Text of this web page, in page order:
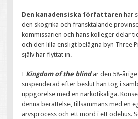
Den kanadensiska författaren har
den skogrika och fransktalande
kommissarien och hans kolleger delar
och den lilla ensligt belägna byn Three
själv har flyttat in.
I Kingdom of the blindär den 58-
suspenderad efter beslut han tog i
uppgörelse med en narkotikaliga.
denna berättelse, tillsammans med en
arvsprocess och ett mord i ett ödehus.